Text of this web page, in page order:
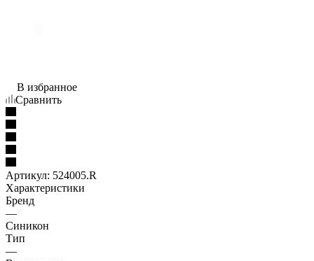
В избранное
Сравнить
Артикул: 524005.R
Характеристики
Бренд
—
Синикон
Тип
—